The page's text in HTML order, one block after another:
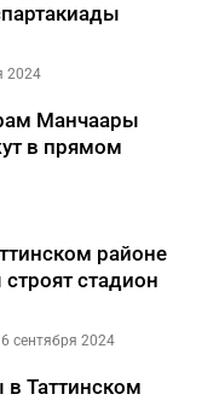
2024
Манчаары
в прямом
районе
стадион
сентября 2024
Таттинском